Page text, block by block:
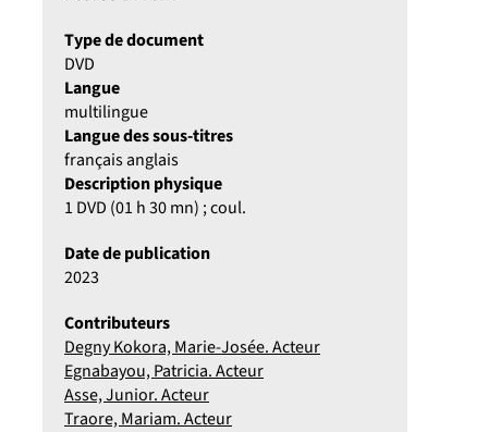
Type de document
DVD
Langue
multilingue
Langue des sous-titres
français anglais
Description physique
1 DVD (01 h 30 mn) ; coul.
Date de publication
2023
Contributeurs
Degny Kokora, Marie-Josée. Acteur
Egnabayou, Patricia. Acteur
Asse, Junior. Acteur
Traore, Mariam. Acteur